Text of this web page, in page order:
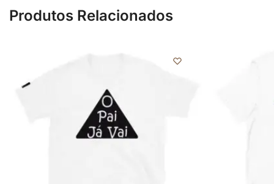
Produtos Relacionados